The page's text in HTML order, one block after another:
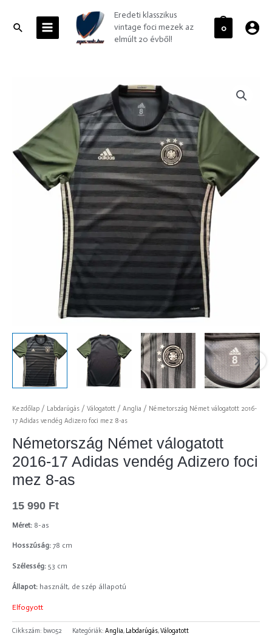
contentSearchMENU
Eredeti klasszikus
vintage foci mezek az
elmúlt 20 évből!
0
Kezdőlap / Labdarúgás / Válogatott / Anglia / Németország Német válogatott 2016-
17 Adidas vendég Adizero foci mez 8-as
Németország Német válogatott
2016-17 Adidas vendég Adizero foci
mez 8-as
15 990 Ft
Méret: 8-as
Hosszúság: 78 cm
Szélesség: 53 cm
Állapot: használt, de szép állapotú
Elfogyott
Cikkszám: bw052 Kategóriák: Anglia, Labdarúgás,Válogatott